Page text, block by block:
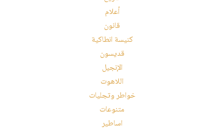
أعلام
قانون
كنيسة انطاكية
قديسون
الإنجيل
اللاهوت
خواطر وتجليات
متنوعات
اساطير